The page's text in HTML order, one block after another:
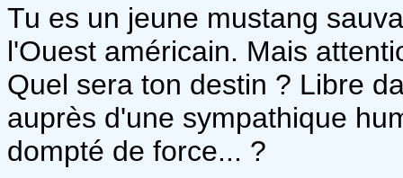
Tu es un jeune mustang
l'Ouest américain. Mais
Quel sera ton destin ? Libre
auprès d'une sympathique
dompté de force... ?